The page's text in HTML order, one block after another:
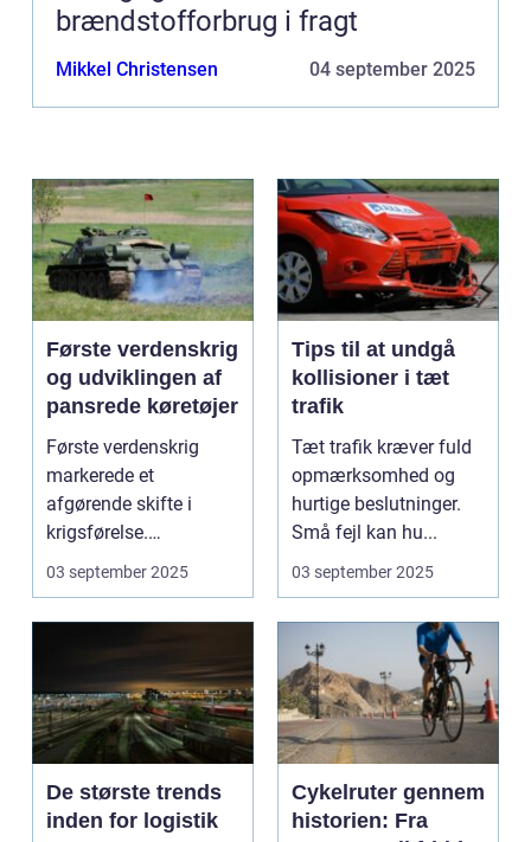
brændstofforbrug i fragt
Mikkel Christensen 04 september 2025
Første verdenskrig
og udviklingen af
pansrede køretøjer
Første verdenskrig
markerede et
afgørende skifte i
krigsførelse.
Industrialiser...
03 september 2025
Tips til at undgå
kollisioner i tæt
trafik
Tæt trafik kræver fuld
opmærksomhed og
hurtige beslutninger.
Små fejl kan hu...
03 september 2025
De største trends
inden for logistik
Cykelruter gennem
historien: Fra